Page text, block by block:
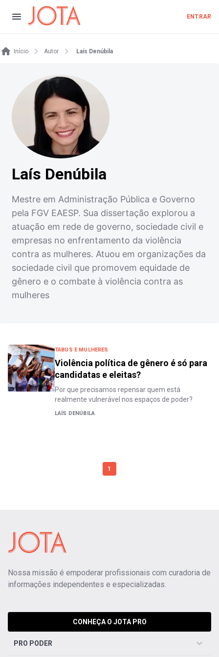
ENTRAR
Início Autor Laís Denúbila
Laís Denúbila
Mestre em Administração Pública e Governo
pela FGV EAESP. Sua dissertação explorou a
atuação em rede de governo, sociedade civil e
empresas no enfrentamento da violência
contra as mulheres. Atuou em organizações da
sociedade civil que promovem equidade de
gênero e o combate à violência contra as
mulheres
TABUS E MULHERES
Violência política de gênero é só para
candidatas e eleitas?
Por que precisamos repensar quem está
realmente vulnerável nos espaços de poder?
LAÍS DENÚBILA
1
Nossa missão é empoderar profissionais com curadoria de
informações independentes e especializadas.
CONHEÇA O JOTA PRO
PRO PODER